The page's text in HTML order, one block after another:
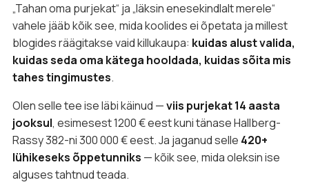
„Tahan oma purjekat“ ja „läksin enesekindlalt merele“
vahele jääb kõik see, mida koolides ei õpetata ja millest
blogides räägitakse vaid killukaupa: kuidas alust valida,
kuidas seda oma kätega hooldada, kuidas sõita mis
tahes tingimustes.
Olen selle tee ise läbi käinud —viis purjekat 14 aasta
jooksul, esimesest 1200 € eest kuni tänase Hallberg-
Rassy 382-ni 300 000 € eest. Ja jaganud selle 420+
lühikeseks õppetunniks — kõik see, mida oleksin ise
alguses tahtnud teada.